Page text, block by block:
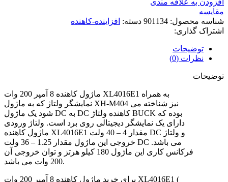
افزودن به علاقه مندی
مقایسه
شناسه محصول: 901134 دسته: افزاینده-کاهنده
اشتراک گذاری:
توضیحات
نظرات (0)
توضیحات
ماژول کاهنده 8 آمپر 200 وات XL4016E1 به همراه
نمایشگر ولتاژ که به ماژول XH-M404 نیز شناخته می
شود یک ماژول DC به DC کاهنده ولتاژ BUCK بوده که
دارای یک نمایشگر دیجیتالی روی برد است. ولتاژ ورودی
ماژول کاهنده XL4016E1 مقدار 4 – 40 ولت DC و ولتاژ
خروجی این ماژول مقدار 1.25 – 36 ولت DC می باشد.
فرکانس کاری این ماژول 180 کیلو هرتز و توان خروجی آن
200 وات می باشد.
برای خرید ماژول کاهنده 8 آمپر 200 وات XL4016E1 (